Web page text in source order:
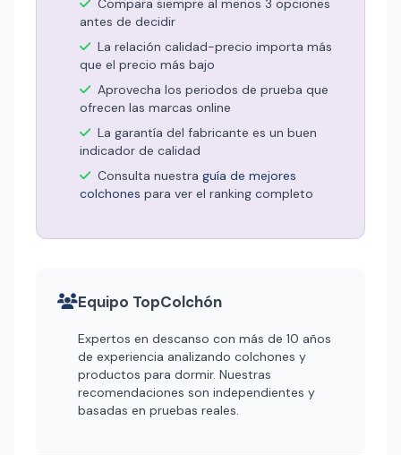
Compara siempre al menos 3 opciones
antes de decidir
La relación calidad-precio importa más
que el precio más bajo
Aprovecha los periodos de prueba que
ofrecen las marcas online
La garantía del fabricante es un buen
indicador de calidad
Consulta nuestra guía de mejores
colchones para ver el ranking completo
Equipo TopColchón
Expertos en descanso con más de 10 años
de experiencia analizando colchones y
productos para dormir. Nuestras
recomendaciones son independientes y
basadas en pruebas reales.